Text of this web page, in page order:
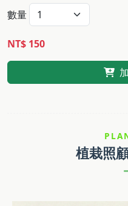
數量
NT$ 150
植栽照